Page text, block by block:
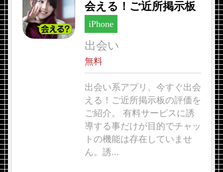
会える！ご近所掲示板
iPhone
出会い
無料
出会い系アプリ、今すぐ出会
える！ご近所掲示板の評価を
ご紹介。 有料サービスに誘
導する事だけが目的でチャッ
トの機能は存在していませ
ん。誘...